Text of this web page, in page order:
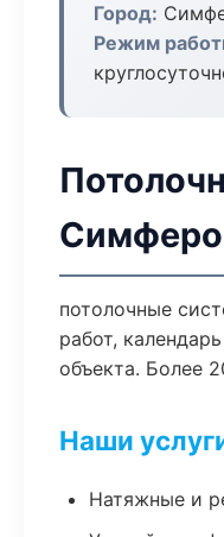
Город:
Режим
потолочные
работ,
объекта. Более
Наши
Натяжные и